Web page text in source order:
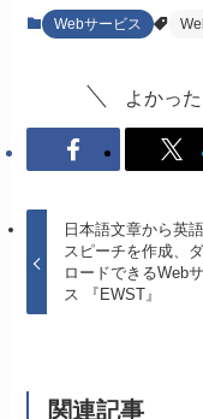
Webサービス
よかっ
日本語文章から英
スピーチを作成、
ロードできるWeb
ス 『EWST』
関連記事